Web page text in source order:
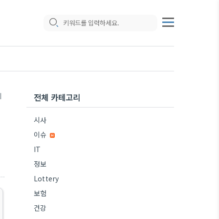
전체 카테고리
시사
이슈
IT
정보
Lottery
보험
건강